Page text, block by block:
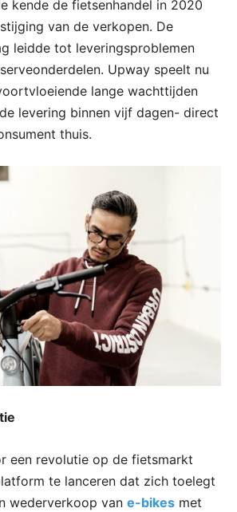
kende de fietsenhandel in 2020
van de verkopen. De
leidde tot leveringsproblemen
Upway speelt nu
lange wachttijden
levering binnen vijf dagen- direct
thuis.
een revolutie op de fietsmarkt
te lanceren dat zich toelegt
wederverkoop van e-bikes met